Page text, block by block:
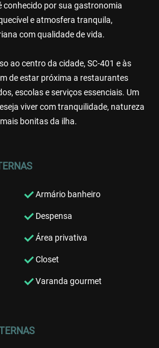
conhecido por sua gastronomia
e atmosfera tranquila,
com qualidade de vida.
ao centro da cidade, SC-401 e às
de estar próxima a restaurantes
escolas e serviços essenciais. Um
viver com tranquilidade, natureza
bonitas da ilha.
Armário banheiro
Despensa
Área privativa
Closet
Varanda gourmet